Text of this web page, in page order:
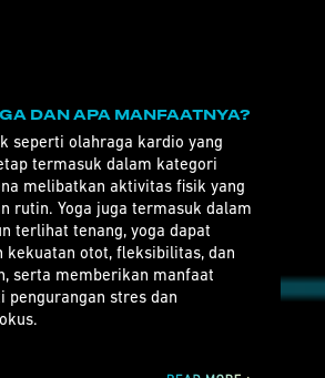
DAN APA MANFAATNYA?
seperti olahraga kardio yang
termasuk dalam kategori
melibatkan aktivitas fisik yang
rutin. Yoga juga termasuk dalam
terlihat tenang, yoga dapat
kekuatan otot, fleksibilitas, dan
serta memberikan manfaat
pengurangan stres dan